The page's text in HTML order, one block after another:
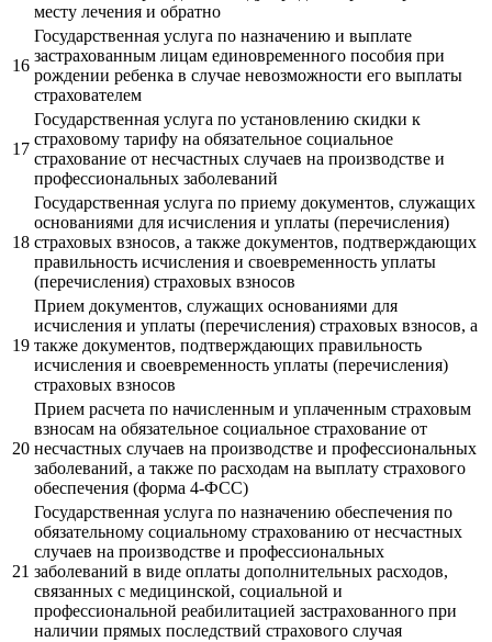
месту лечения и обратно
16
Государственная услуга по назначению и выплате
застрахованным лицам единовременного пособия при
рождении ребенка в случае невозможности его выплаты
страхователем
17
Государственная услуга по установлению скидки к
страховому тарифу на обязательное социальное
страхование от несчастных случаев на производстве и
профессиональных заболеваний
18
Государственная услуга по приему документов, служащих
основаниями для исчисления и уплаты (перечисления)
страховых взносов, а также документов, подтверждающих
правильность исчисления и своевременность уплаты
(перечисления) страховых взносов
19
Прием документов, служащих основаниями для
исчисления и уплаты (перечисления) страховых взносов, а
также документов, подтверждающих правильность
исчисления и своевременность уплаты (перечисления)
страховых взносов
20
Прием расчета по начисленным и уплаченным страховым
взносам на обязательное социальное страхование от
несчастных случаев на производстве и профессиональных
заболеваний, а также по расходам на выплату страхового
обеспечения (форма 4-ФСС)
21
Государственная услуга по назначению обеспечения по
обязательному социальному страхованию от несчастных
случаев на производстве и профессиональных
заболеваний в виде оплаты дополнительных расходов,
связанных с медицинской, социальной и
профессиональной реабилитацией застрахованного при
наличии прямых последствий страхового случая